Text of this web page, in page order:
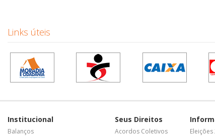
Links úteis
Institucional
Balanços
Seus Direitos
Acordos Coletivos
Eleições